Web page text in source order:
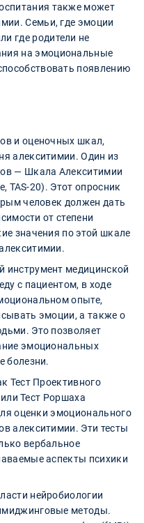
также может
Семьи, где эмоции
где родители не
на эмоциональные
появлению
и оценочных шкал,
алекситимии. Один из
— Шкала Алекситимии
TAS-20). Этот опросник
человек должен дать
от степени
значения по этой шкале
медицинской
с пациентом, в ходе
опыте,
эмоции, а также о
Это позволяет
эмоциональных
болезни.
Тест Проективного
Тест Роршаха
оценки эмоционального
алекситимии. Эти тесты
вербальное
аспекты психики
нейробиологии
методы.